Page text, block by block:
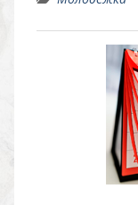
n
o
kl
as
s
ni
ki